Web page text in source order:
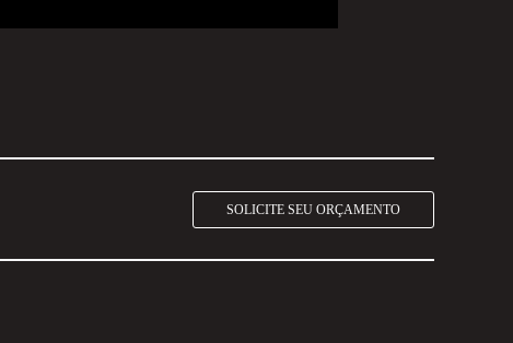
SOLICITE SEU ORÇAMENTO